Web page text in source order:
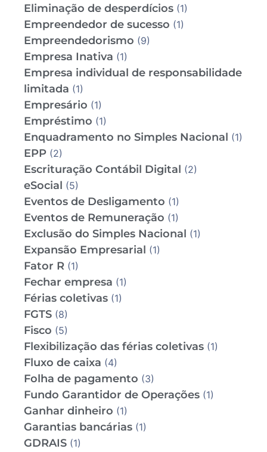
Eliminação de desperdícios (1)
Empreendedor de sucesso (1)
Empreendedorismo (9)
Empresa Inativa (1)
Empresa individual de responsabilidade
limitada (1)
Empresário (1)
Empréstimo (1)
Enquadramento no Simples Nacional (1)
EPP (2)
Escrituração Contábil Digital (2)
eSocial (5)
Eventos de Desligamento (1)
Eventos de Remuneração (1)
Exclusão do Simples Nacional (1)
Expansão Empresarial (1)
Fator R (1)
Fechar empresa (1)
Férias coletivas (1)
FGTS (8)
Fisco (5)
Flexibilização das férias coletivas (1)
Fluxo de caixa (4)
Folha de pagamento (3)
Fundo Garantidor de Operações (1)
Ganhar dinheiro (1)
Garantias bancárias (1)
GDRAIS (1)